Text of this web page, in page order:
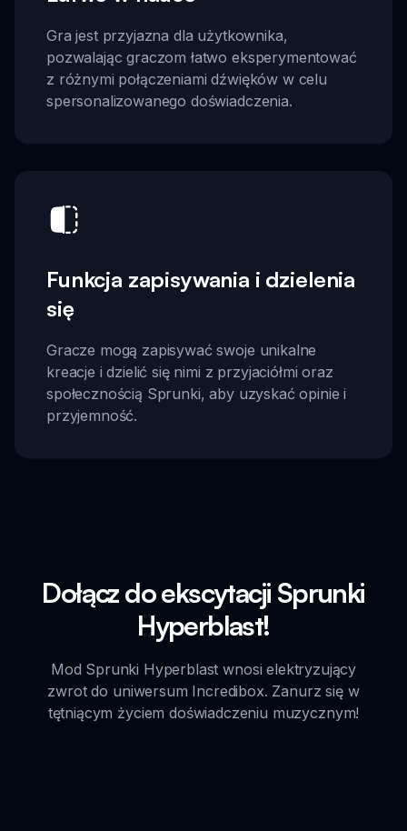
Gra jest przyjazna dla użytkownika,
pozwalając graczom łatwo eksperymentować
z różnymi połączeniami dźwięków w celu
spersonalizowanego doświadczenia.
Funkcja zapisywania i dzielenia
się
Gracze mogą zapisywać swoje unikalne
kreacje i dzielić się nimi z przyjaciółmi oraz
społecznością Sprunki, aby uzyskać opinie i
przyjemność.
Dołącz do ekscytacji Sprunki
Hyperblast!
Mod Sprunki Hyperblast wnosi elektryzujący
zwrot do uniwersum Incredibox. Zanurz się w
tętniącym życiem doświadczeniu muzycznym!